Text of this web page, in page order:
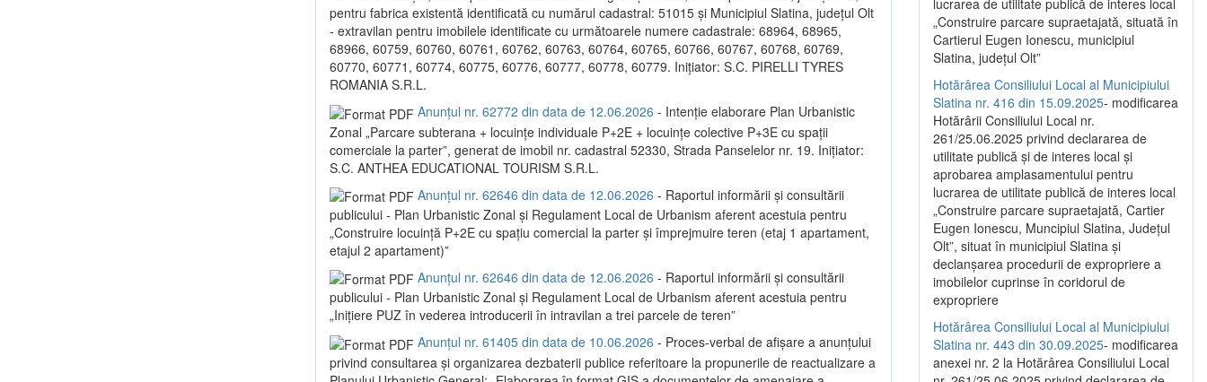
pentru fabrica existentă identificată cu numărul cadastral: 51015 și Municipiul Slatina, județul Olt
- extravilan pentru imobilele identificate cu următoarele numere cadastrale: 68964, 68965,
68966, 60759, 60760, 60761, 60762, 60763, 60764, 60765, 60766, 60767, 60768, 60769,
60770, 60771, 60774, 60775, 60776, 60777, 60778, 60779. Inițiator: S.C. PIRELLI TYRES
ROMANIA S.R.L.
Anunțul nr. 62772 din data de 12.06.2026 - Intenție elaborare Plan Urbanistic
Zonal „Parcare subterana + locuințe individuale P+2E + locuințe colective P+3E cu spații
comerciale la parter”, generat de imobil nr. cadastral 52330, Strada Panselelor nr. 19. Inițiator:
S.C. ANTHEA EDUCATIONAL TOURISM S.R.L.
Anunțul nr. 62646 din data de 12.06.2026 - Raportul informării și consultării
publicului - Plan Urbanistic Zonal și Regulament Local de Urbanism aferent acestuia pentru
„Construire locuință P+2E cu spațiu comercial la parter și împrejmuire teren (etaj 1 apartament,
etajul 2 apartament)”
Anunțul nr. 62646 din data de 12.06.2026 - Raportul informării și consultării
publicului - Plan Urbanistic Zonal și Regulament Local de Urbanism aferent acestuia pentru
„Inițiere PUZ în vederea introducerii în intravilan a trei parcele de teren”
Anunțul nr. 61405 din data de 10.06.2026 - Proces-verbal de afișare a anunțului
privind consultarea și organizarea dezbaterii publice referitoare la propunerile de reactualizare a
lucrarea de utilitate publică de interes local
„Construire parcare supraetajată, situată în
Cartierul Eugen Ionescu, municipiul
Slatina, județul Olt”
Hotărârea Consiliului Local al Municipiului
Slatina nr. 416 din 15.09.2025- modificarea
Hotărârii Consiliului Local nr.
261/25.06.2025 privind declararea de
utilitate publică și de interes local și
aprobarea amplasamentului pentru
lucrarea de utilitate publică de interes local
„Construire parcare supraetajată, Cartier
Eugen Ionescu, Muncipiul Slatina, Județul
Olt”, situat în municipiul Slatina și
declanșarea procedurii de expropriere a
imobilelor cuprinse în coridorul de
expropriere
Hotărârea Consiliului Local al Municipiului
Slatina nr. 443 din 30.09.2025- modificarea
anexei nr. 2 la Hotărârea Consiliului Local